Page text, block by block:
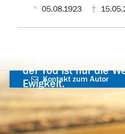
05.08.1923
der Tod ist nur die
Ewigkeit.
Kontakt zum Autor
aufnehmen